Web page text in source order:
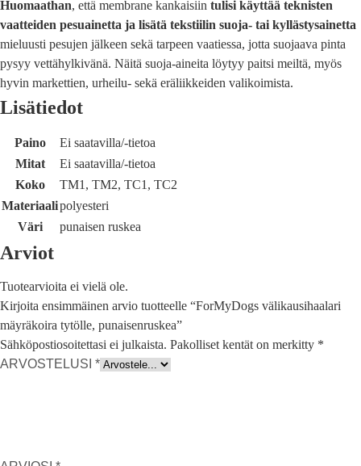
Huomaathan, että membrane kankaisiin tulisi käyttää teknisten
vaatteiden pesuainetta ja lisätä tekstiilin suoja- tai kyllästysainetta
mieluusti pesujen jälkeen sekä tarpeen vaatiessa, jotta suojaava pinta
pysyy vettähylkivänä. Näitä suoja-aineita löytyy paitsi meiltä, myös
hyvin markettien, urheilu- sekä eräliikkeiden valikoimista.
Lisätiedot
Paino
Ei saatavilla/-tietoa
Mitat
Ei saatavilla/-tietoa
Koko
TM1, TM2, TC1, TC2
Materiaalipolyesteri
Väri
punaisen ruskea
Arviot
Tuotearvioita ei vielä ole.
Kirjoita ensimmäinen arvio tuotteelle “ForMyDogs välikausihaalari
mäyräkoira tytölle, punaisenruskea”
Sähköpostiosoitettasi ei julkaista. Pakolliset kentät on merkitty *
ARVOSTELUSI *